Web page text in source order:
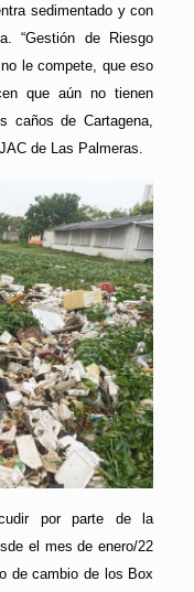
sedimentado y con
“Gestión de Riesgo
le compete, que eso
que aún no tienen
caños de Cartagena,
de Las Palmeras.
por parte de la
el mes de enero/22
de cambio de los Box